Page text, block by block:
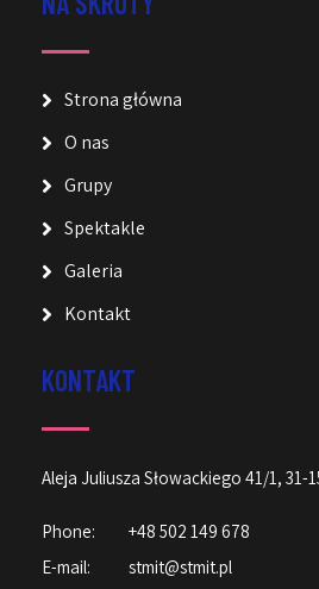
Strona główna
O nas
Grupy
Spektakle
Galeria
Kontakt
KONTAKT
Aleja Juliusza Słowackiego 41/1, 31-
Phone:
+48 502 149 678
E-mail:
stmit@stmit.pl